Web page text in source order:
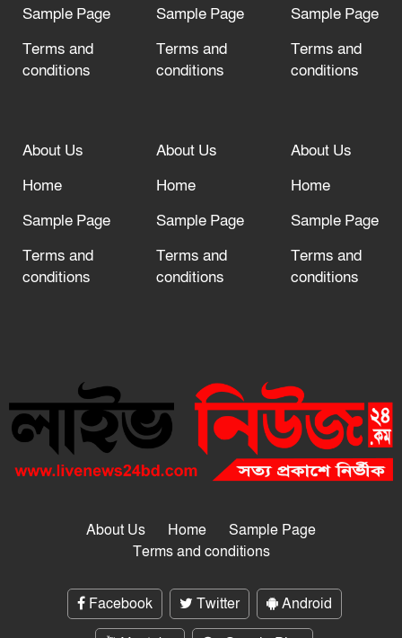
Sample Page
Terms and
conditions
Sample Page
Terms and
conditions
Sample Page
Terms and
conditions
About Us
Home
Sample Page
Terms and
conditions
About Us
Home
Sample Page
Terms and
conditions
About Us
Home
Sample Page
Terms and
conditions
About Us Home
Sample Page
Terms and conditions
Facebook Twitter
Android